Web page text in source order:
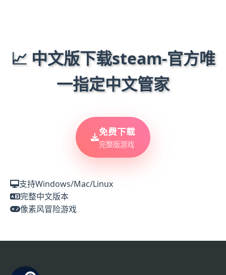
📈 中文版下载steam-官方唯
一指定中文管家
免费下载
完整版游戏
支持Windows/Mac/Linux
完整中文版本
像素风冒险游戏